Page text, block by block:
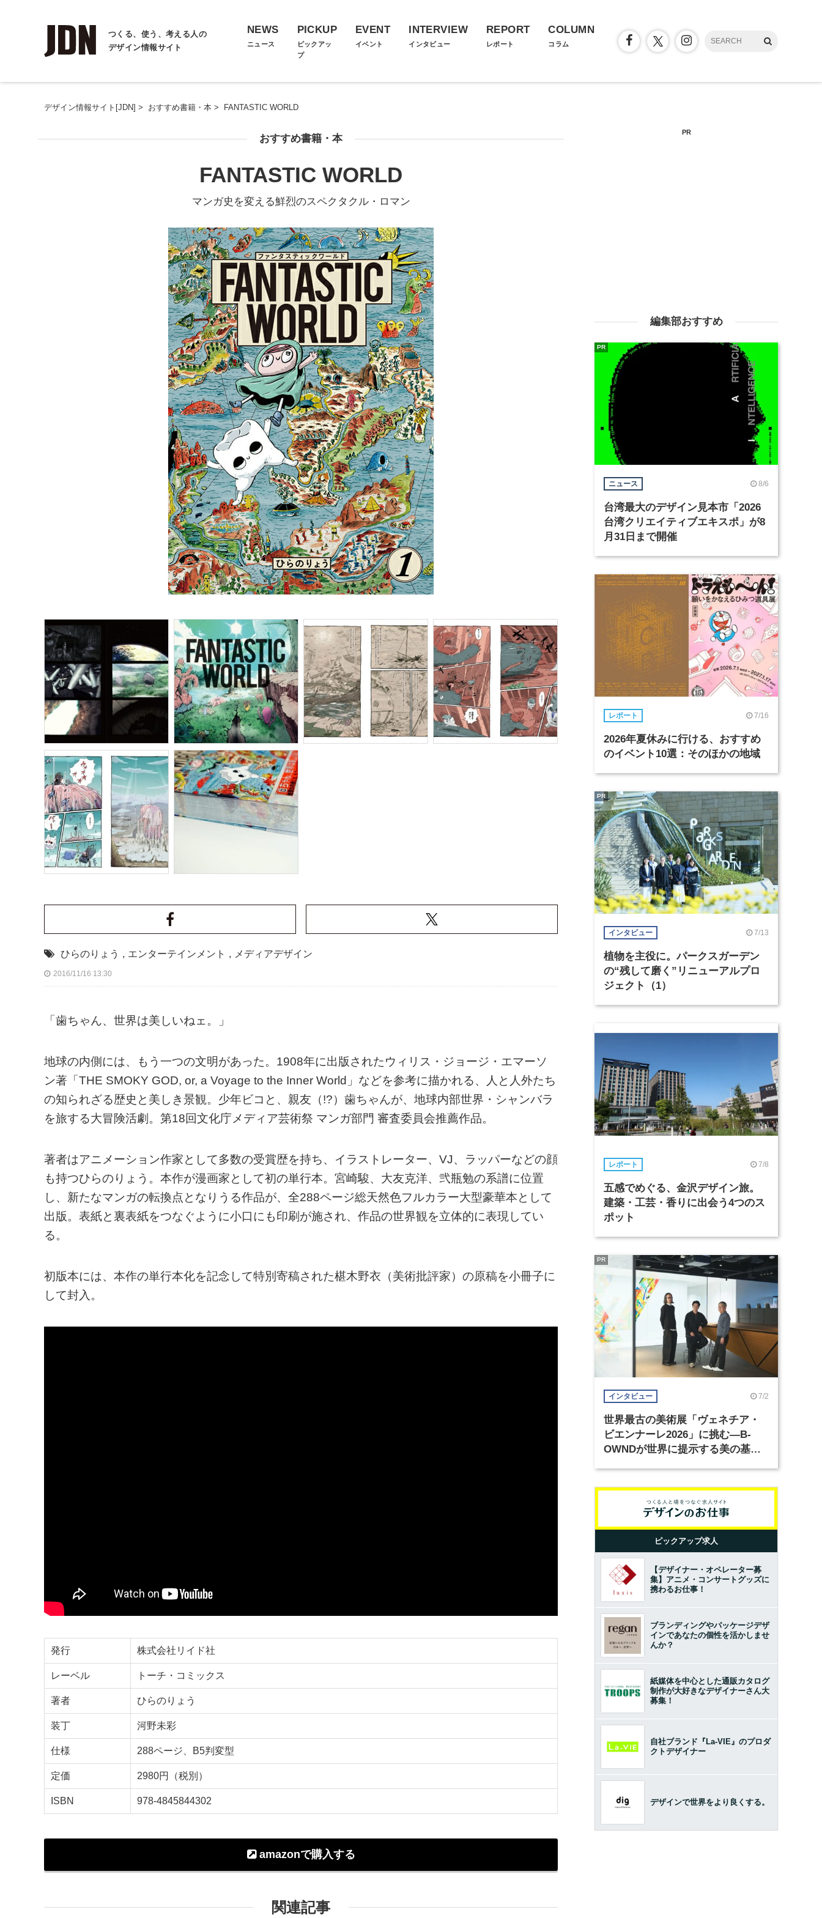
つくる、使う、考える人の
デザイン情報サイト
NEWS
ニュース
PICKUP
ピックアッ
プ
EVENT
イベント
INTERVIEW
インタビュー
REPORT
レポート
COLUMN
コラム
デザイン情報サイト[JDN] > おすすめ書籍・本 > FANTASTIC WORLD
おすすめ書籍・本
FANTASTIC WORLD
マンガ史を変える鮮烈のスペクタクル・ロマン
ひらのりょう , エンターテインメント , メディアデザイン
2016/11/16 13:30
「歯ちゃん、世界は美しいねェ。」
地球の内側には、もう一つの文明があった。1908年に出版されたウィリス・ジョージ・エマーソ
ン著「THE SMOKY GOD, or, a Voyage to the Inner World」などを参考に描かれる、人と人外たち
の知られざる歴史と美しき景観。少年ビコと、親友（!?）歯ちゃんが、地球内部世界・シャンバラ
を旅する大冒険活劇。第18回文化庁メディア芸術祭 マンガ部門 審査委員会推薦作品。
著者はアニメーション作家として多数の受賞歴を持ち、イラストレーター、VJ、ラッパーなどの顔
も持つひらのりょう。本作が漫画家として初の単行本。宮崎駿、大友克洋、弐瓶勉の系譜に位置
し、新たなマンガの転換点となりうる作品が、全288ページ総天然色フルカラー大型豪華本として
出版。表紙と裏表紙をつなぐように小口にも印刷が施され、作品の世界観を立体的に表現してい
る。
初版本には、本作の単行本化を記念して特別寄稿された椹木野衣（美術批評家）の原稿を小冊子に
して封入。
発行 株式会社リイド社
レーベル トーチ・コミックス
著者 ひらのりょう
装丁 河野未彩
仕様 288ページ、B5判変型
定価 2980円（税別）
ISBN 978-4845844302
amazonで購入する
関連記事
PR
編集部おすすめ
ニュース 8/6
台湾最大のデザイン見本市「2026
台湾クリエイティブエキスポ」が8
月31日まで開催
PR
レポート 7/16
2026年夏休みに行ける、おすすめ
のイベント10選：そのほかの地域
インタビュー 7/13
植物を主役に。パークスガーデン
の“残して磨く”リニューアルプロ
ジェクト（1）
PR
レポート 7/8
五感でめぐる、金沢デザイン旅。
建築・工芸・香りに出会う4つのス
ポット
インタビュー 7/2
世界最古の美術展「ヴェネチア・
ビエンナーレ2026」に挑む―B-
OWNDが世界に提示する美の基準
PR
ピックアップ求人
【デザイナー・オペレーター募
集】アニメ・コンサートグッズに
携わるお仕事！
ブランディングやパッケージデザ
インであなたの個性を活かしませ
んか？
紙媒体を中心とした通販カタログ
制作が大好きなデザイナーさん大
募集！
自社ブランド『La-VIE』のプロダ
クトデザイナー
デザインで世界をより良くする。